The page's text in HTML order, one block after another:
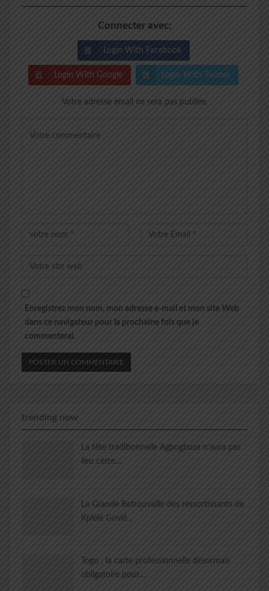
Connecter avec:
Login With Facebook
Login With Google Login With Twitter
Votre adresse email ne sera pas publiée.
Enregistrez mon nom, mon adresse e-mail et mon site Web
dans ce navigateur pour la prochaine fois que je
commenterai.
trending now
La fête traditionnelle Agbogboza n’aura pas
lieu cette…
La Grande Retrouvaille des ressortissants de
Kplélé Govié…
Togo : la carte professionnelle désormais
obligatoire pour…